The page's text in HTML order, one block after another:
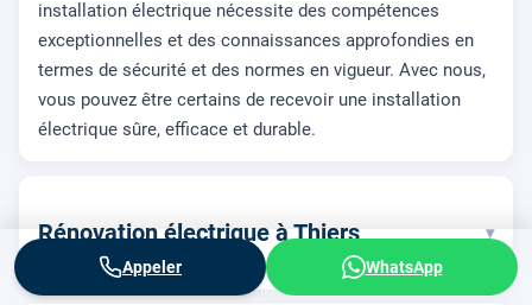
installation électrique nécessite des compétences
exceptionnelles et des connaissances approfondies en
termes de sécurité et des normes en vigueur. Avec nous,
vous pouvez être certains de recevoir une installation
électrique sûre, efficace et durable.
Rénovation électrique à Thiers
▾
Appeler
WhatsApp